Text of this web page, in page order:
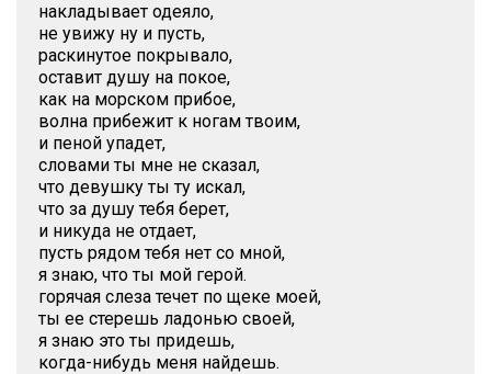
накладывает одеяло,
не увижу ну и пусть,
раскинутое покрывало,
оставит душу на покое,
как на морском прибое,
волна прибежит к ногам твоим,
и пеной упадет,
словами ты мне не сказал,
что девушку ты ту искал,
что за душу тебя берет,
и никуда не отдает,
пусть рядом тебя нет со мной,
я знаю, что ты мой герой.
горячая слеза течет по щеке моей,
ты ее стерешь ладонью своей,
я знаю это ты придешь,
когда-нибудь меня найдешь.